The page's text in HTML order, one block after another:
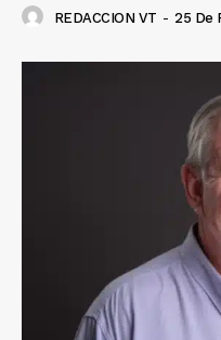
REDACCION VT - 25 De